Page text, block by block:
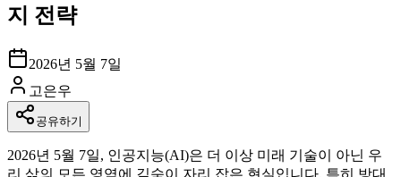
지 전략
2026년 5월 7일
고은우
공유하기
2026년 5월 7일, 인공지능(AI)은 더 이상 미래 기술이 아닌 우
리 삶의 모든 영역에 깊숙이 자리 잡은 현실입니다. 특히 방대